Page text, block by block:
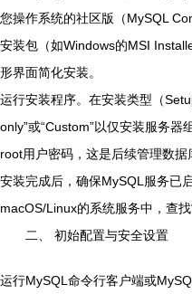
您操作系统的社区版（MySQL
安装包（如Windows的MSI
形界面简化安装。
运行安装程序。在安装类型（
only”或“Custom”以仅安装服务
root用户密码，这是后续管理数据
安装完成后，确保MySQL服务已
macOS/Linux的系统服务中，查找
二、 初始配置与安全设置
运行MySQL命令行客户端或